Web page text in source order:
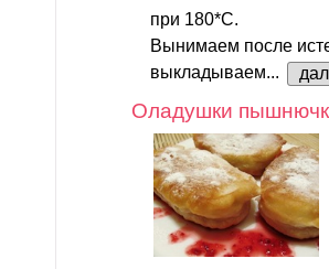
при 180*С.
Вынимаем после
выкладываем...
Оладушки